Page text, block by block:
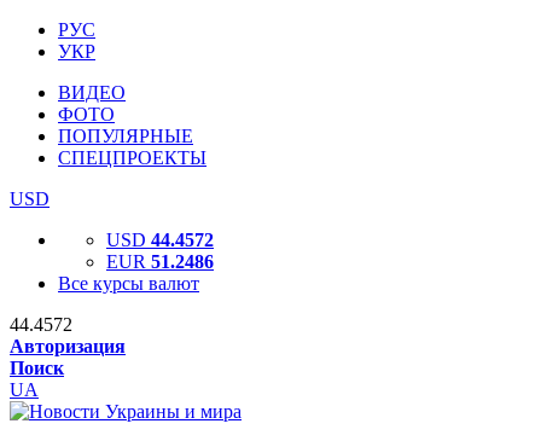
РУС
УКР
ВИДЕО
ФОТО
ПОПУЛЯРНЫЕ
СПЕЦПРОЕКТЫ
USD
USD 44.4572
EUR 51.2486
Все курсы валют
44.4572
Авторизация
Поиск
UA